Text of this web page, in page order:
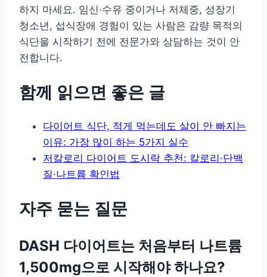
하지 마세요. 임신·수유 중이거나 저체중, 성장기
청소년, 섭식장애 경험이 있는 사람은 감량 목적의
식단을 시작하기 전에 전문가와 상담하는 것이 안
전합니다.
함께 읽으면 좋은 글
다이어트 식단, 적게 먹는데도 살이 안 빠지는
이유: 가장 많이 하는 5가지 실수
저칼로리 다이어트 도시락 추천: 칼로리·단백
질·나트륨 확인법
자주 묻는 질문
DASH 다이어트는 처음부터 나트륨
1,500mg으로 시작해야 하나요?